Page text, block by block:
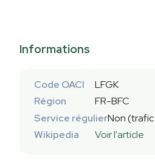
Informations
Code OACI
LFGK
Région
FR-BFC
Service régulierNon
Wikipedia
Voir l'article